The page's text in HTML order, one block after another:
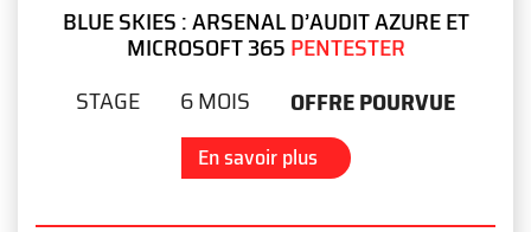
BLUE SKIES : ARSENAL D’AUDIT AZURE ET
MICROSOFT 365PENTESTER
STAGE
6 MOIS OFFRE POURVUE
En savoir plus